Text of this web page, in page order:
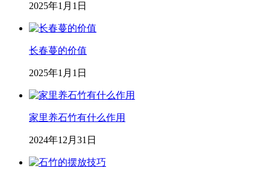
2025年1月1日
长春蔓的价值
2025年1月1日
家里养石竹有什么作用
2024年12月31日